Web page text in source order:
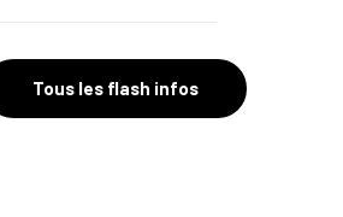
en Régional 1 !
en N2 par la DNCG
Tous les flash infos